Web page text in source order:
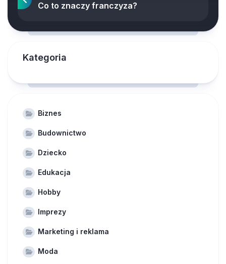
Co to znaczy franczyza?
Kategoria
Biznes
Budownictwo
Dziecko
Edukacja
Hobby
Imprezy
Marketing i reklama
Moda